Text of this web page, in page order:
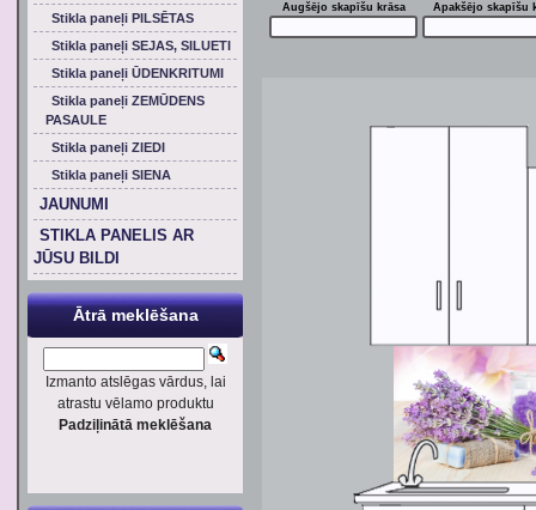
Augšējo skapīšu krāsa Apakšējo skapīšu
Stikla paneļi PILSĒTAS
Stikla paneļi SEJAS, SILUETI
Stikla paneļi ŪDENKRITUMI
Stikla paneļi ZEMŪDENS
PASAULE
Stikla paneļi ZIEDI
Stikla paneļi SIENA
JAUNUMI
STIKLA PANELIS AR
JŪSU BILDI
Ātrā meklēšana
Izmanto atslēgas vārdus, lai
atrastu vēlamo produktu
Padziļinātā meklēšana